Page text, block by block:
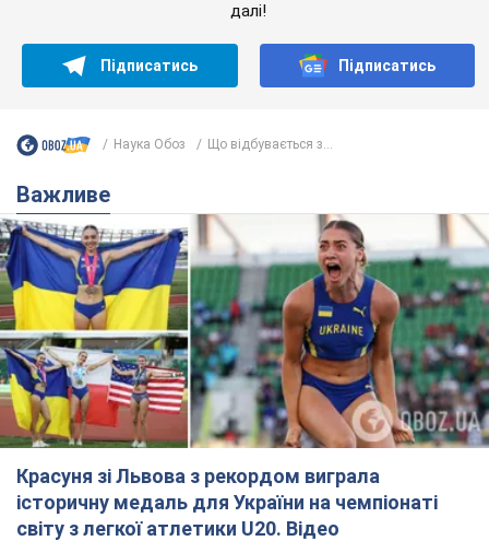
далі!
Підписатись Підписатись
Наука Обоз Що відбувається з...
Важливе
Красуня зі Львова з рекордом виграла
історичну медаль для України на чемпіонаті
світу з легкої атлетики U20. Відео